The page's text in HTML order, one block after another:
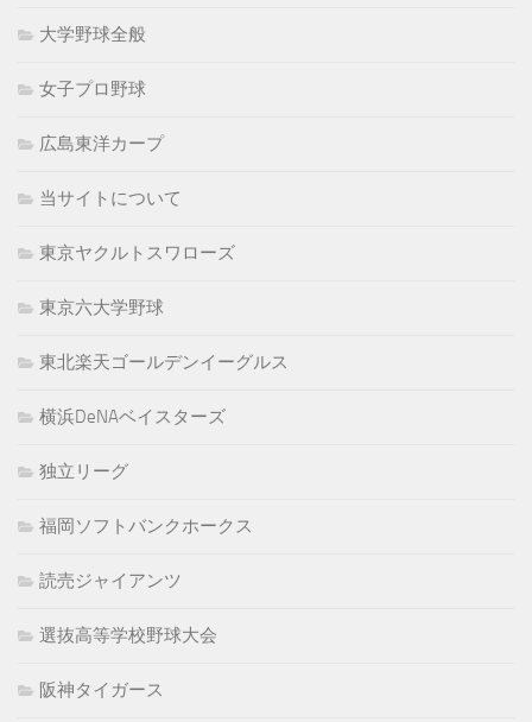
大学野球全般
女子プロ野球
広島東洋カープ
当サイトについて
東京ヤクルトスワローズ
東京六大学野球
東北楽天ゴールデンイーグルス
横浜DeNAベイスターズ
独立リーグ
福岡ソフトバンクホークス
読売ジャイアンツ
選抜高等学校野球大会
阪神タイガース